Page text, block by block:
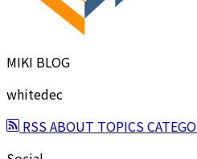
MIKI BLOG
whitedec
RSSABOUT TOPICS